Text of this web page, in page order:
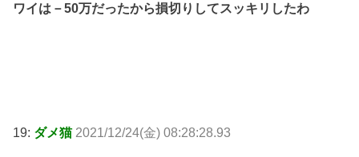
ワイは－50万だったから損切りしてスッキリしたわ
19: ダメ猫 2021/12/24(金) 08:28:28.93